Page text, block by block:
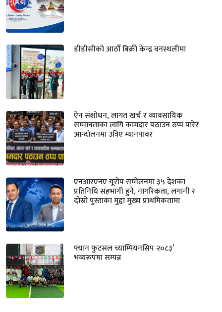
डीडीसीको आठौँ बिक्री केन्द्र वनस्थलीमा
ऐन संशोधन, लागत खर्च र व्यावसायिक
सम्मानताका लागि कामदार पठाउन ठप्प पारेर
आन्दोलनमा उत्रिए म्यानपावर
एनआरएनए यूरोप सम्मेलनमा ३५ देशका
प्रतिनिधि सहभागी हुने, नागरिकता, लगानी र
दोस्रो पुस्ताका मुद्दा मुख्य प्राथमिकतामा
फ्यान फुटसल च्याम्पियनसिप २०८३’
भव्यरूपमा सम्पन्न